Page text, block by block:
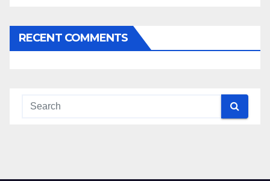
RECENT COMMENTS